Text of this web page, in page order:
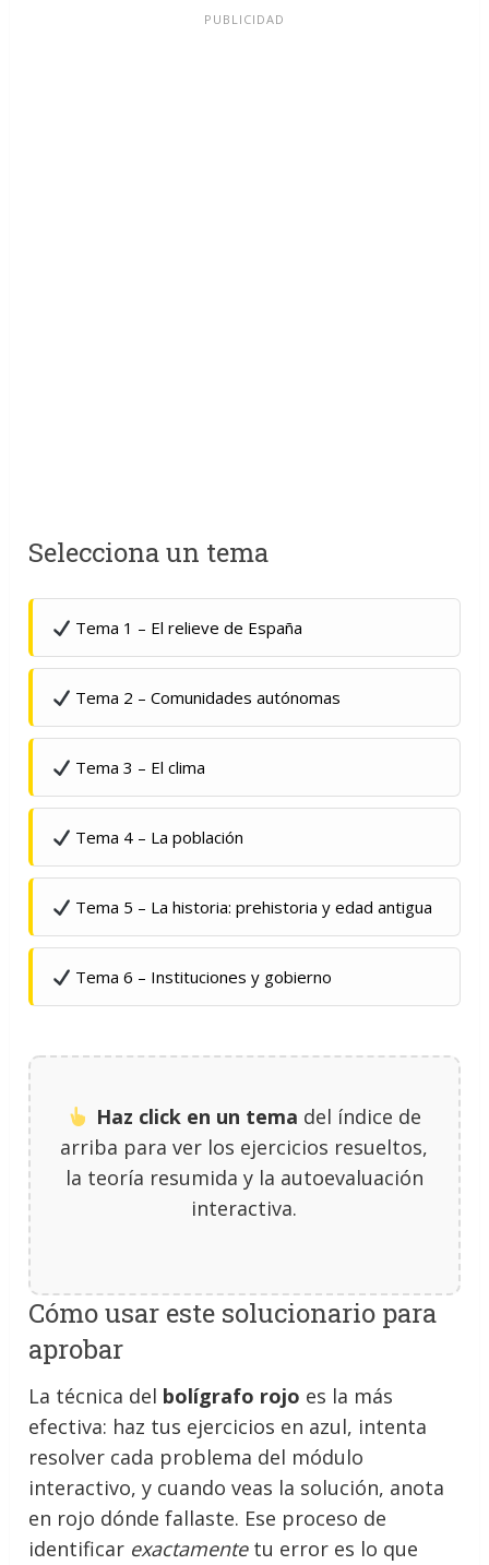
Selecciona un tema
Tema 1 – El relieve de España
Tema 2 – Comunidades autónomas
Tema 3 – El clima
Tema 4 – La población
Tema 5 – La historia: prehistoria y edad antigua
Tema 6 – Instituciones y gobierno
Haz click en un tema del índice de
arriba para ver los ejercicios resueltos,
la teoría resumida y la autoevaluación
interactiva.
Cómo usar este solucionario para
aprobar
La técnica del bolígrafo rojo es la más
efectiva: haz tus ejercicios en azul, intenta
resolver cada problema del módulo
interactivo, y cuando veas la solución, anota
en rojo dónde fallaste. Ese proceso de
identificar exactamentetu error es lo que